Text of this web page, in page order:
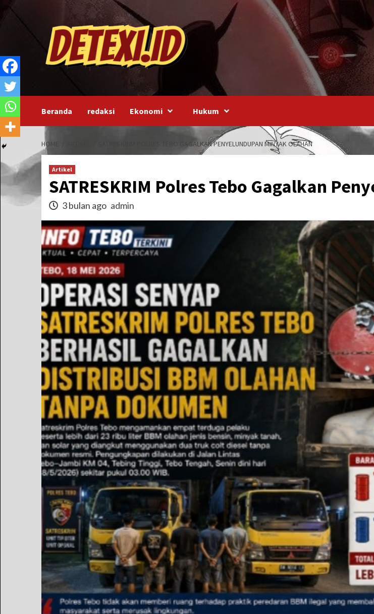
Beranda redaksi Ekonomi Hukum
HOME SATRESKRIM POLRES TEBO GAGALKAN PENYELUNDUPAN MINYAK OLAHAN
Artikel
SATRESKRIM Polres Tebo Gagalkan
3 bulan ago admin